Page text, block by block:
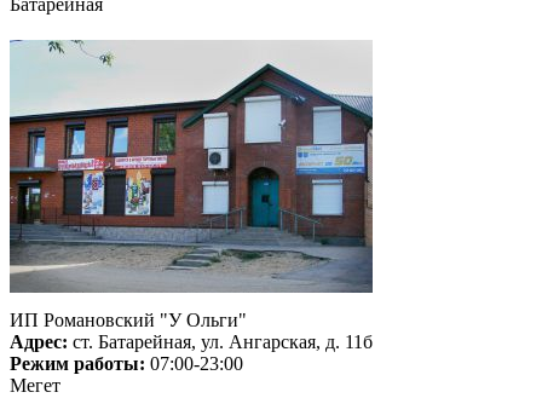
Батарейная
ИП Романовский "У Ольги"
Адрес: ст. Батарейная, ул. Ангарская, д. 11б
Режим работы: 07:00-23:00
Мегет